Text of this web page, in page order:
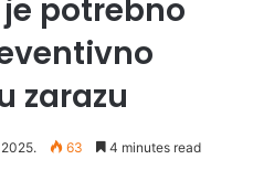
potrebno
zarazu
63 4 minutes read